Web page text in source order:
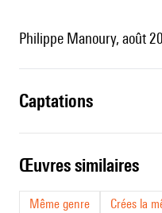
Philippe Manoury, août
captations
œuvres similaires
Même genre
Crées la